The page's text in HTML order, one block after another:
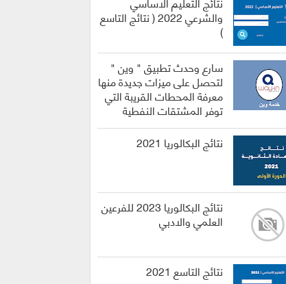
والشرعي 2022 ( نتائج التاسع
)
سارع وحدث تطبيق " وين "
لتحصل على ميزات جديدة منها
معرفة المحطات القريبة التي
توفر المشتقات النفطية
نتائج البكالوريا 2021
نتائج البكالوريا 2023 للفرعين
العلمي والادبي
نتائج التاسع 2021